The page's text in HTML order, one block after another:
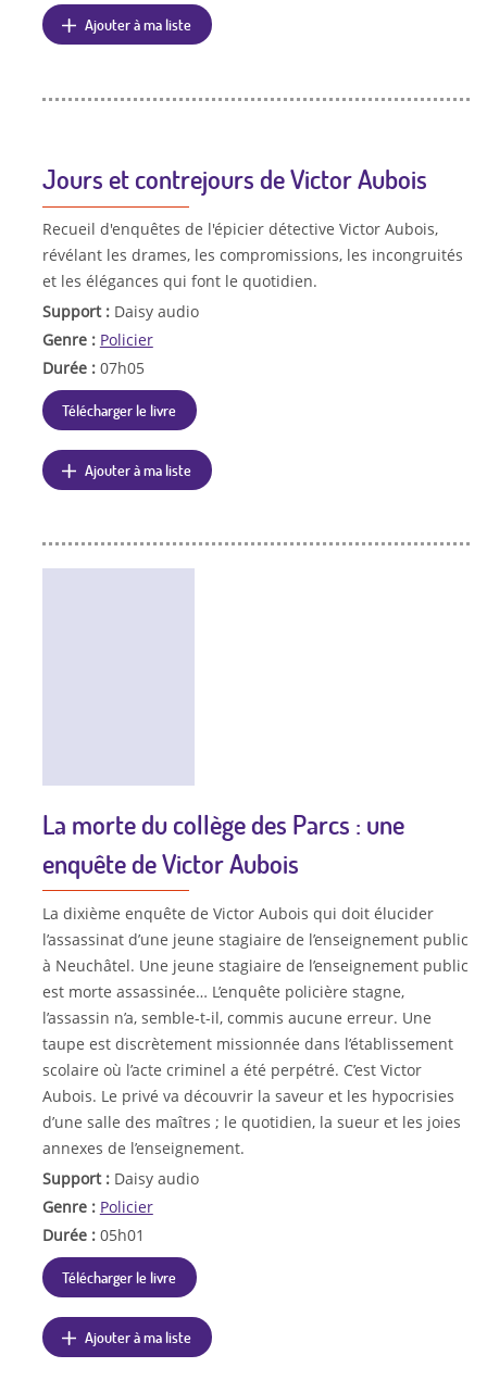
Ajouter à ma liste
Jours et contrejours de Victor Aubois
Recueil d'enquêtes de l'épicier détective Victor Aubois,
révélant les drames, les compromissions, les incongruités
et les élégances qui font le quotidien.
Support : Daisy audio
Genre : Policier
Durée : 07h05
Télécharger le livre
Ajouter à ma liste
La morte du collège des Parcs : une
enquête de Victor Aubois
La dixième enquête de Victor Aubois qui doit élucider
l’assassinat d’une jeune stagiaire de l’enseignement public
à Neuchâtel. Une jeune stagiaire de l’enseignement public
est morte assassinée… L’enquête policière stagne,
l’assassin n’a, semble-t-il, commis aucune erreur. Une
taupe est discrètement missionnée dans l’établissement
scolaire où l’acte criminel a été perpétré. C’est Victor
Aubois. Le privé va découvrir la saveur et les hypocrisies
d’une salle des maîtres ; le quotidien, la sueur et les joies
annexes de l’enseignement.
Support : Daisy audio
Genre : Policier
Durée : 05h01
Télécharger le livre
Ajouter à ma liste